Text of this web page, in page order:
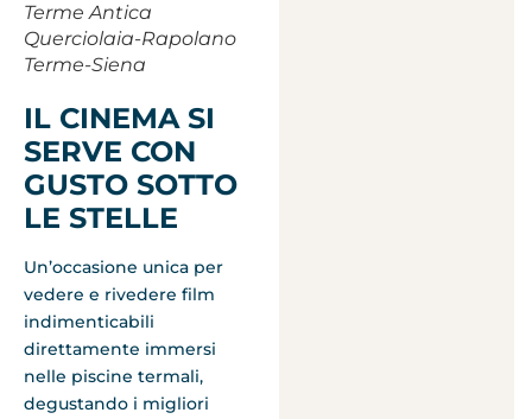
Terme Antica
Querciolaia-Rapolano
Terme-Siena
IL CINEMA SI
SERVE CON
GUSTO SOTTO
LE STELLE
Un’occasione unica per
vedere e rivedere film
indimenticabili
direttamente immersi
nelle piscine termali,
degustando i migliori